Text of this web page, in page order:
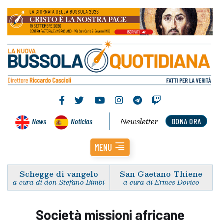
News Noticias DONA ORA
Newsletter
MENU
Schegge di vangelo
a cura di don Stefano Bimbi
San Gaetano Thiene
a cura di Ermes Dovico
Società missioni africane